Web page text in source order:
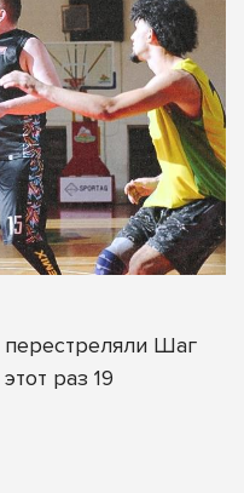
Шаг
раз 19